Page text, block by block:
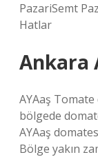
PazariSemt
Hatlar
Ankara
AYAaş
bölgede
AYAaş
Bölge yakın